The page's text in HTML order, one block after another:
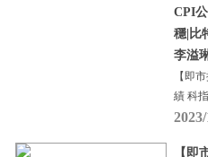
CPI
穩|比
李溢
【即
績 科
【即